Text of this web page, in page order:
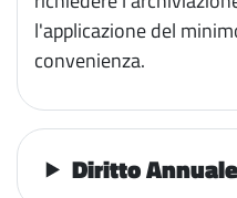
l'applicazione del
convenienza.
Diritto Annuale